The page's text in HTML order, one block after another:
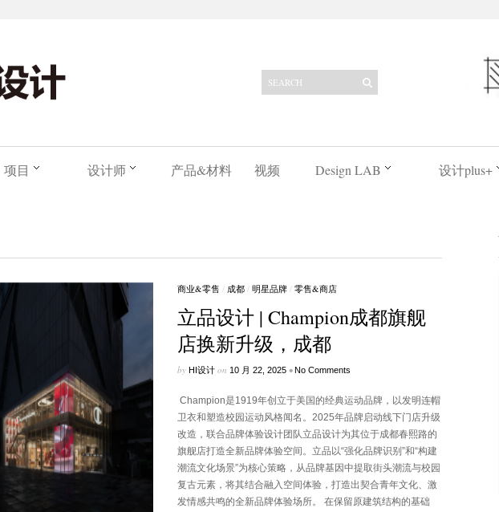
项目 设计师 产品&材料 视频 Design LAB 设计plus+
商业&零售 / 成都/ 明星品牌/ 零售&商店
立品设计 | Champion成都旗舰
店换新升级，成都
by HI设计on 10 月 22, 2025 •No Comments
Champion是1919年创立于美国的经典运动品牌，以发明连帽
卫衣和塑造校园运动风格闻名。2025年品牌启动线下门店升级
改造，联合品牌体验设计团队立品设计为其位于成都春熙路的
旗舰店打造全新品牌体验空间。立品以“强化品牌识别”和“构建
潮流文化场景”为核心策略，从品牌基因中提取街头潮流与校园
复古元素，将其结合融入空间体验，打造出契合青年文化、激
发情感共鸣的全新品牌体验场所。 在保留原建筑结构的基础